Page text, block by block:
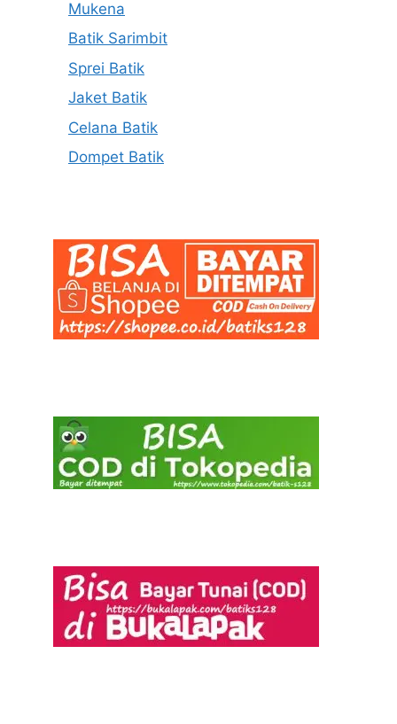
Mukena
Batik Sarimbit
Sprei Batik
Jaket Batik
Celana Batik
Dompet Batik